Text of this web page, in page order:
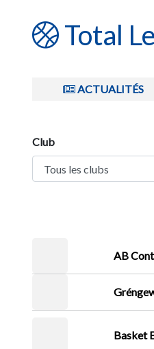
Total
ACTUALITÉS
Club
AB
Basket